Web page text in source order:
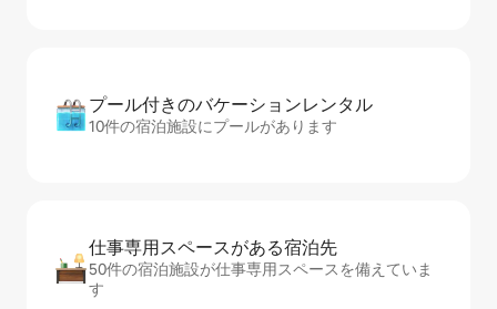
プール付きのバ⁠ケ⁠ー⁠シ⁠ョ⁠ンレ⁠ン⁠タ⁠ル
10件の宿泊施設にプールがあります
仕事専用ス⁠ペ⁠ー⁠スがあ⁠る宿⁠泊⁠先
50件の宿泊施設が仕事専用スペースを備えていま
す